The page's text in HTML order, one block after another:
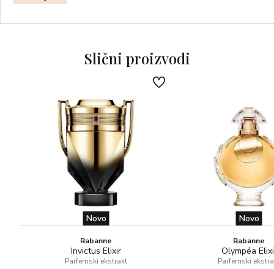
mandarina, bergamot, đumbir, lavanda, crni ribiz, note
tonika
OSUNČANI MIŠIĆI: pačuli, vetiver, sandalovina, cedar
ČILANJE I SEKSIPIL: sunčani mošusi s bijelom čokoladom,
zlatne kožne note i burbon vanilija
Slični proizvodi
Novo
Rabanne
Invictus Elixir
Parfemski ekstrakt
Novo
Rabanne
Olympéa
Parfemski